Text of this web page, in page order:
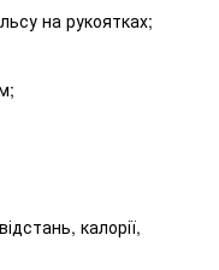
на рукоятках;
калорії,